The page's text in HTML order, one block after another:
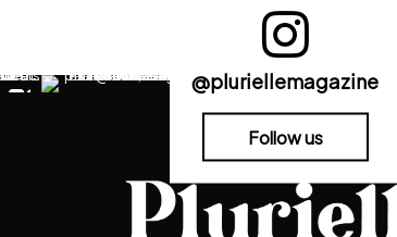
@pluriellemagazine
Follow us